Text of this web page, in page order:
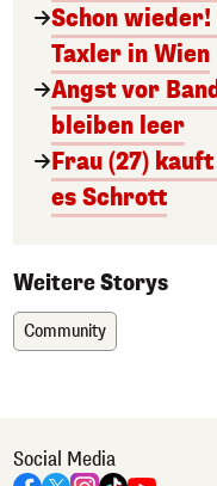
Schon
Taxler in Wien
Angst vor
bleiben leer
Frau (27)
es Schrott
Weitere Storys
Community
Social Media